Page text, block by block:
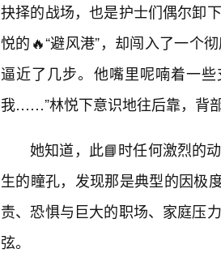
抉择的战场，也是护士们偶尔卸
悦的🔥“避风港”，却闯入了一个
逼近了几步。他嘴里呢喃着一
我……”林悦下意识地往后靠，背
她知道，此📘时任何激烈的
生的瞳孔，发现那是典型的因极
责、恐惧与巨大的职场、家庭压
弦。